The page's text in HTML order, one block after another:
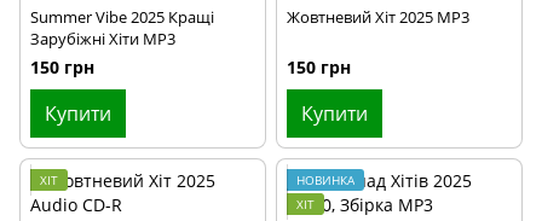
Summer Vibe 2025 Кращі
Зарубіжні Хіти MP3
150 грн
Купити
Жовтневий Хіт 2025 MP3
150 грн
Купити
ХІТ
НОВИНКА
ХІТ